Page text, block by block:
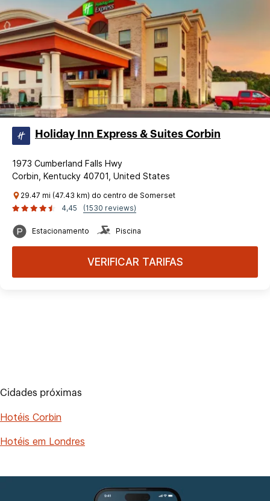
Holiday Inn Express & Suites Corbin
1973 Cumberland Falls Hwy
Corbin, Kentucky 40701, United States
29.47 mi (47.43 km) do centro de Somerset
4,45
(1530 reviews)
Estacionamento Piscina
VERIFICAR TARIFAS
Cidades próximas
Hotéis Corbin
Hotéis em Londres